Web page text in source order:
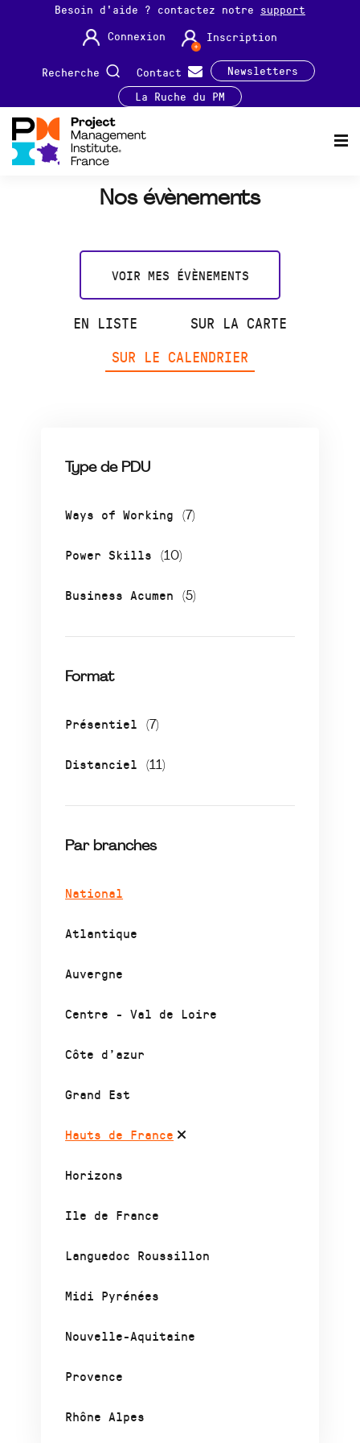
Besoin d'aide ? contactez notre support
Connexion
Inscription
Recherche Contact
Newsletters
La Ruche du PM
Nos évènements
VOIR MES ÉVÈNEMENTS
EN LISTE
SUR LA CARTE
SUR LE CALENDRIER
Type de PDU
Ways of Working (7)
Power Skills (10)
Business Acumen (5)
Format
Présentiel (7)
Distanciel (11)
Par branches
National
Atlantique
Auvergne
Centre - Val de Loire
Côte d’azur
Grand Est
Hauts de France
Horizons
Ile de France
Languedoc Roussillon
Midi Pyrénées
Nouvelle-Aquitaine
Provence
Rhône Alpes